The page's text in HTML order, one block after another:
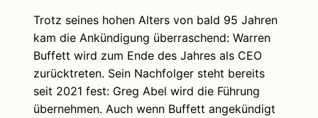
Trotz seines hohen Alters von bald 95 Jahren
kam die Ankündigung überraschend: Warren
Buffett wird zum Ende des Jahres als CEO
zurücktreten. Sein Nachfolger steht bereits
seit 2021 fest: Greg Abel wird die Führung
übernehmen. Auch wenn Buffett angekündigt